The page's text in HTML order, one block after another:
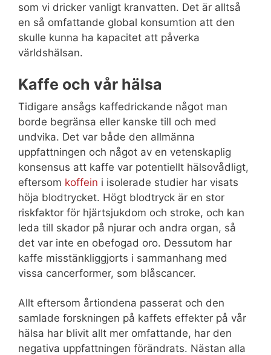
som vi dricker vanligt kranvatten. Det är alltså
en så omfattande global konsumtion att den
skulle kunna ha kapacitet att påverka
världshälsan.
Kaffe och vår hälsa
Tidigare ansågs kaffedrickande något man
borde begränsa eller kanske till och med
undvika. Det var både den allmänna
uppfattningen och något av en vetenskaplig
konsensus att kaffe var potentiellt hälsovådligt,
eftersom koffein i isolerade studier har visats
höja blodtrycket. Högt blodtryck är en stor
riskfaktor för hjärtsjukdom och stroke, och kan
leda till skador på njurar och andra organ, så
det var inte en obefogad oro. Dessutom har
kaffe misstänkliggjorts i sammanhang med
vissa cancerformer, som blåscancer.
Allt eftersom årtiondena passerat och den
samlade forskningen på kaffets effekter på vår
hälsa har blivit allt mer omfattande, har den
negativa uppfattningen förändrats. Nästan alla